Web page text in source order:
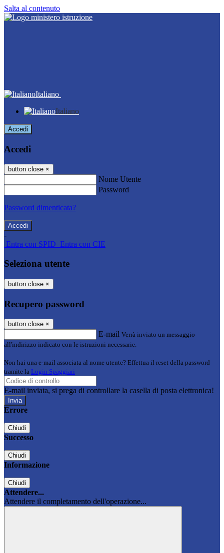
Salta al contenuto
Italiano
Italiano
Accedi
Accedi
button close ×
Nome Utente
Password
Password dimenticata?
-
Entra con SPID Entra con CIE
Seleziona utente
button close ×
Recupero password
button close ×
E-mail Verrà inviato un messaggio
all'indirizzo indicato con le istruzioni necessarie.
Non hai una e-mail associata al nome utente? Effettua il reset della password
tramite la Login Spaggiari
E-mail inviata, si prega di controllare la casella di posta elettronica!
Errore
Chiudi
Successo
Chiudi
Informazione
Chiudi
Attendere...
Attendere il completamento dell'operazione...